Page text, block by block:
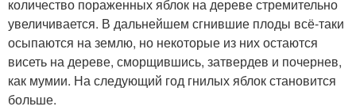
количество пораженных яблок на дереве стремительно
увеличивается. В дальнейшем сгнившие плоды всё-таки
осыпаются на землю, но некоторые из них остаются
висеть на дереве, сморщившись, затвердев и почернев,
как мумии. На следующий год гнилых яблок становится
больше.